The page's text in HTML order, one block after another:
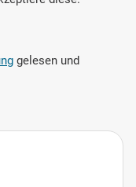
gelesen und